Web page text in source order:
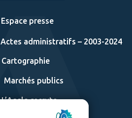
Espace presse
Actes administratifs – 2003-2024
Cartographie
Marchés publics
L’Agglo recrute